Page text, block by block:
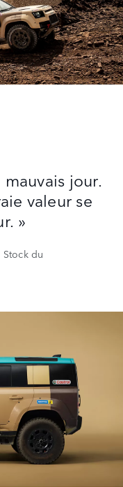
jour.
valeur se
»
Stock du